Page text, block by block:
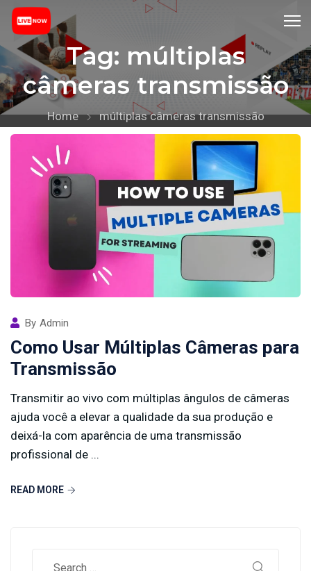
Tag: múltiplas
câmeras transmissão
Home múltiplas câmeras transmissão
By Admin
Como Usar Múltiplas Câmeras para
Transmissão
Transmitir ao vivo com múltiplas ângulos de câmeras
ajuda você a elevar a qualidade da sua produção e
deixá-la com aparência de uma transmissão
profissional de ...
READ MORE